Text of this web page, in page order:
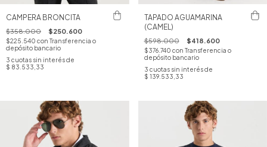
CAMPERA BRONCITA
$358.000 $250.600
$225.540 con Transferencia o
depósito bancario
3 cuotas sin interés de
$ 83.533,33
TAPADO AGUAMARINA
(CAMEL)
$598.000 $418.600
$376.740 con Transferencia o
depósito bancario
3 cuotas sin interés de
$ 139.533,33